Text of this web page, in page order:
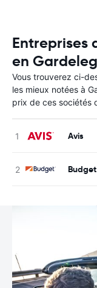
Entreprises
en
Vous trouverez ci-
les mieux notées à
prix de ces sociétés
Avis
Budget